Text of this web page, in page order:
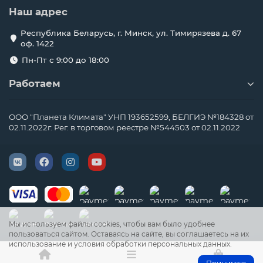
Наши специалисты имеют большой опыт работы с
коммерческими и жилыми объектами. Мы подберём
оптимальное решение под ваш бюджет и особенности
расчёт VRF системы с проектом и сметой уже сегодня!
вопросы о VRF
системах
кондиционирования —
Планета Климата
Мы используем файлы cookies, чтобы вам было удобнее
пользоваться сайтом. Оставаясь на сайте, вы соглашаетесь на их
использование и условия обработки персональных данных.
Наш адрес
Республика Беларусь, г. Минск, ул. Тимирязева д. 67
оф. 1422
Пн-Пт с 9:00 до 18:00
Работаем
ООО "Планета Климата" УНП 193652599, БЕЛГИЭ №184328 от
02.11.2022г. Рег. в торговом реестре №544503 от 02.11.2022